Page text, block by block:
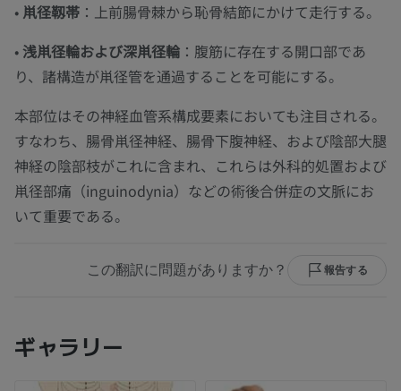
• 鼡径靱帯 ：上前腸骨棘から恥骨結節にかけて走行する。
•浅鼡径輪および深鼡径輪 ：腹筋に存在する開口部であ
り、諸構造が鼡径管を通過することを可能にする。
本部位はその神経血管系構成要素においても注目される。
すなわち、腸骨鼡径神経、腸骨下腹神経、および陰部大腿
神経の陰部枝がこれに含まれ、これらは外科的処置および
鼡径部痛（inguinodynia）などの術後合併症の文脈にお
いて重要である。
この翻訳に問題がありますか？ 報告する
ギャラリー